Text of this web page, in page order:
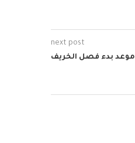
next post
موعد بدء فصل الخريف